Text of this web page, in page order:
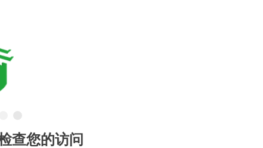
查您的访问